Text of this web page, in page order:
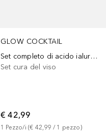
GLOW COCKTAIL
Set completo di acido ialuronico
Set cura del viso
€ 42,99
1 Pezzo/i (€ 42,99 / 1 pezzo)